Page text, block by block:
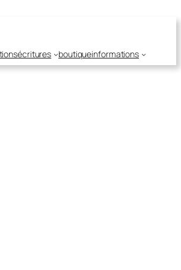
écritures boutiqueinformations